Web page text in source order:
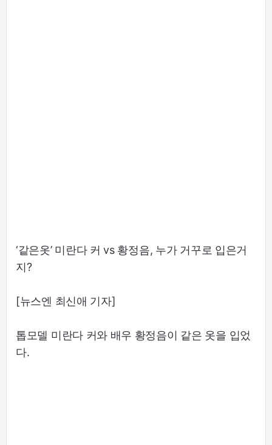
‘같은옷’ 미란다 커 vs 황정음, 누가 거꾸로 입은거
지?
[뉴스엔 최신애 기자]
톱모델 미란다 커와 배우 황정음이 같은 옷을 입었
다.